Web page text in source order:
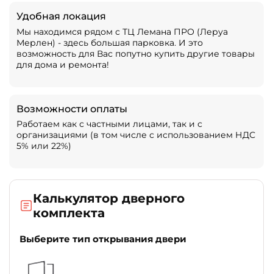
Удобная локация
Мы находимся рядом с ТЦ Лемана ПРО (Леруа
Мерлен) - здесь большая парковка. И это
возможность для Вас попутно купить другие товары
для дома и ремонта!
Возможности оплаты
Работаем как с частными лицами, так и с
организациями (в том числе с использованием НДС
5% или 22%)
Калькулятор дверного
комплекта
Выберите тип открывания двери